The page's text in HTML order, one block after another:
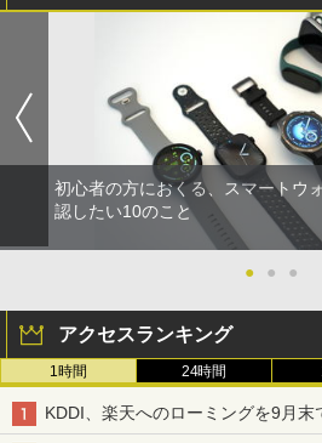
初心者の方におくる、スマートウ
認したい10のこと
● ● ●
アクセスランキング
1時間 24時間
KDDI、楽天へのローミングを9月末